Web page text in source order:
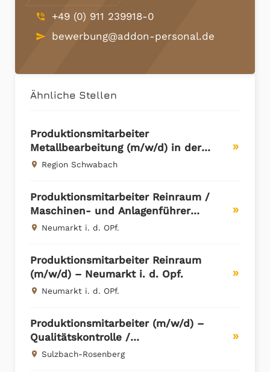
Ähnliche Stellen
Produktionsmitarbeiter
Metallbearbeitung (m/w/d) in der
Region Schwabach
place Region Schwabach
double_arrow
Produktionsmitarbeiter Reinraum /
Maschinen- und Anlagenführer
(m/w/d) – Neumarkt i. d. Opf.
place Neumarkt i. d. OPf.
double_arrow
Produktionsmitarbeiter Reinraum
(m/w/d) – Neumarkt i. d. Opf.
place Neumarkt i. d. OPf.
double_arrow
Produktionsmitarbeiter (m/w/d) –
Qualitätskontrolle /
Maschinenbestückung
place Sulzbach-Rosenberg
double_arrow
phone_in_talk +49 (0) 911 239918-0
send bewerbung@addon-personal.de